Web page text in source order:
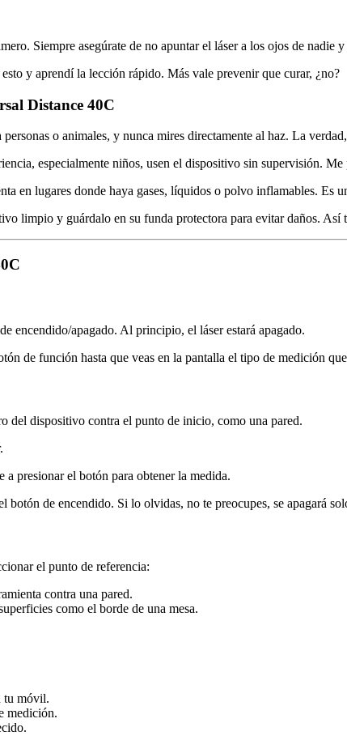
Siempre asegúrate de no apuntar el láser a los ojos de nadie
y aprendí la lección rápido. Más vale prevenir que curar, ¿no?
Distance 40C
o animales, y nunca mires directamente al haz. La
especialmente niños, usen el dispositivo sin supervisión.
en lugares donde haya gases, líquidos o polvo inflamables. Es
limpio y guárdalo en su funda protectora para evitar daños. Así
encendido/apagado. Al principio, el láser estará apagado.
de función hasta que veas en la pantalla el tipo de medición
del dispositivo contra el punto de inicio, como una pared.
presionar el botón para obtener la medida.
botón de encendido. Si lo olvidas, no te preocupes, se apagará
el punto de referencia:
contra una pared.
como el borde de una mesa.
tu móvil.
medición.